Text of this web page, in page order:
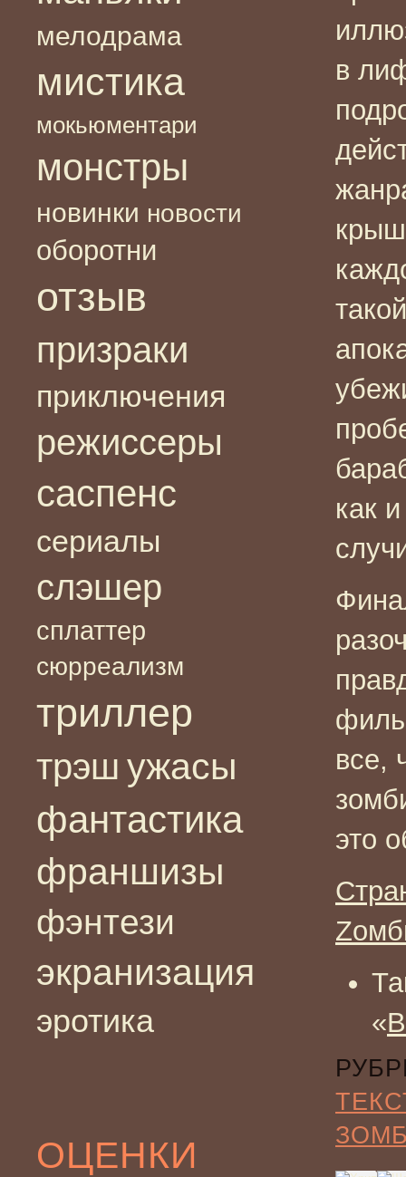
мелодрама
мистика
мокьюментари
монстры
новинки новости
оборотни
отзыв
призраки
приключения
режиссеры
саспенс
сериалы
слэшер
сплаттер
сюрреализм
триллер
трэш ужасы
фантастика
франшизы
фэнтези
экранизация
эротика
ОЦЕНКИ
в
как
все,
это
«